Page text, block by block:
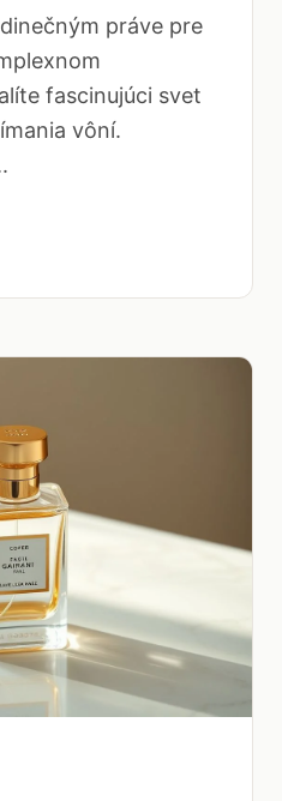
práve pre
fascinujúci svet
vôní.